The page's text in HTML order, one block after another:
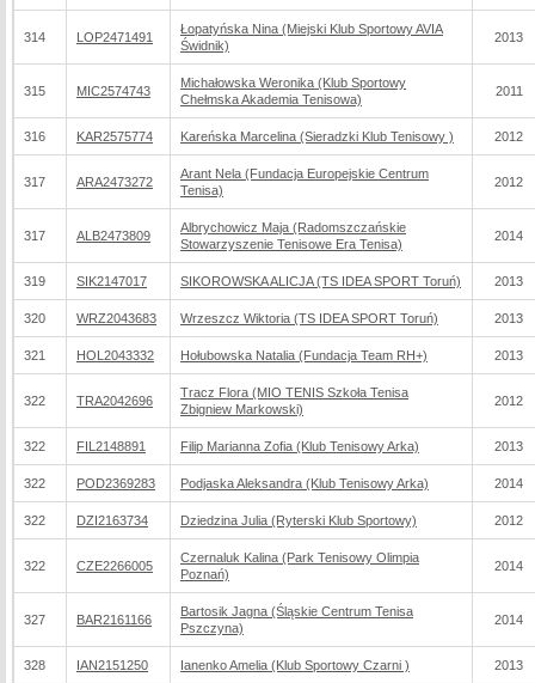
314 LOP2471491
Łopatyńska Nina (Miejski Klub Sportowy AVIA
Świdnik)
2013
315 MIC2574743
Michałowska Weronika (Klub Sportowy
Chełmska Akademia Tenisowa)
2011
316 KAR2575774 Kareńska Marcelina (Sieradzki Klub Tenisowy ) 2012
317 ARA2473272
Arant Nela (Fundacja Europejskie Centrum
Tenisa)
2012
317 ALB2473809
Albrychowicz Maja (Radomszczańskie
Stowarzyszenie Tenisowe Era Tenisa)
2014
319 SIK2147017 SIKOROWSKA ALICJA (TS IDEA SPORT Toruń) 2013
320 WRZ2043683 Wrzeszcz Wiktoria (TS IDEA SPORT Toruń) 2013
321 HOL2043332 Hołubowska Natalia (Fundacja Team RH+) 2013
322 TRA2042696
Tracz Flora (MIO TENIS Szkoła Tenisa
Zbigniew Markowski)
2012
322 FIL2148891 Filip Marianna Zofia (Klub Tenisowy Arka) 2013
322 POD2369283 Podjaska Aleksandra (Klub Tenisowy Arka) 2014
322 DZI2163734 Dziedzina Julia (Ryterski Klub Sportowy) 2012
322 CZE2266005
Czernaluk Kalina (Park Tenisowy Olimpia
Poznań)
2014
327 BAR2161166
Bartosik Jagna (Śląskie Centrum Tenisa
Pszczyna)
2014
328 IAN2151250 Ianenko Amelia (Klub Sportowy Czarni ) 2013